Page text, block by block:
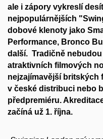
ale i zápory vykreslí
nejpopulárnějších
dobové klenoty jako
Performance, Bronco
další. Tradičně
atraktivních filmových
nejzajímavější britských
v české distribuci nebo
předpremiéru.
začíná už 1. října.